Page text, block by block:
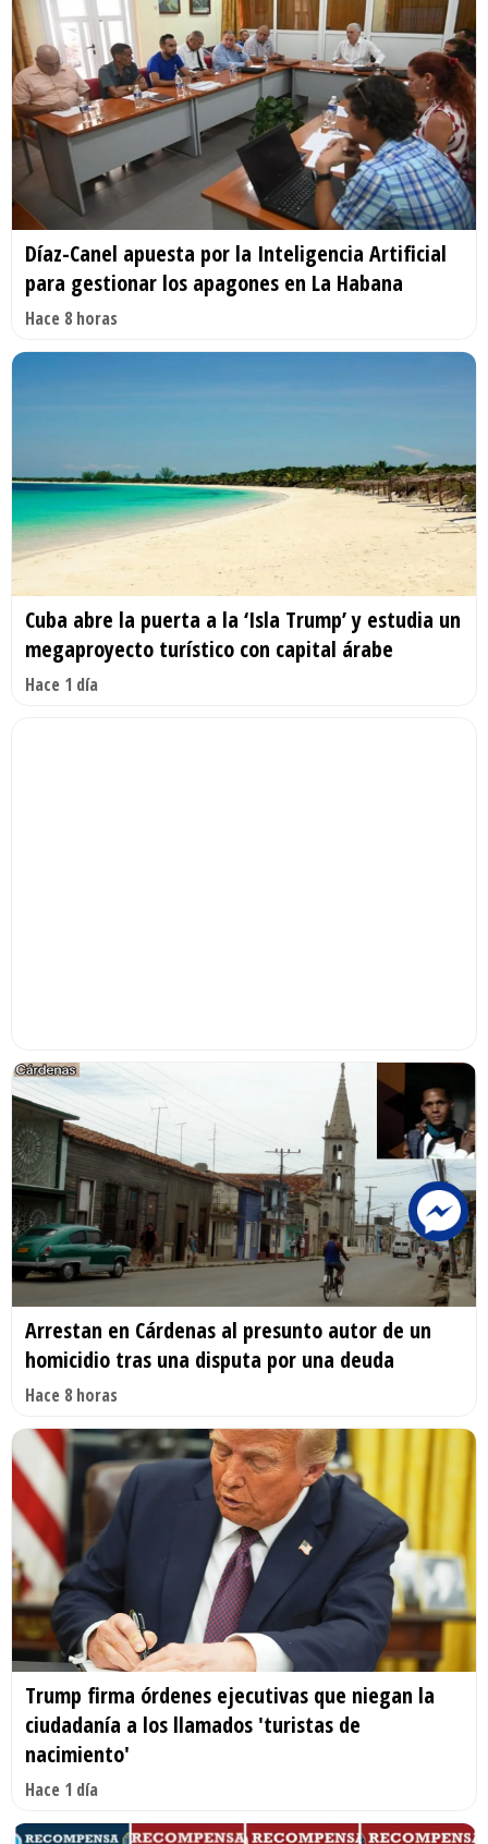
Díaz-Canel apuesta por la Inteligencia Artificial
para gestionar los apagones en La Habana
Hace 8 horas
Cuba abre la puerta a la ‘Isla Trump’ y estudia un
megaproyecto turístico con capital árabe
Hace 1 día
Arrestan en Cárdenas al presunto autor de un
homicidio tras una disputa por una deuda
Hace 8 horas
Trump firma órdenes ejecutivas que niegan la
ciudadanía a los llamados 'turistas de
nacimiento'
Hace 1 día